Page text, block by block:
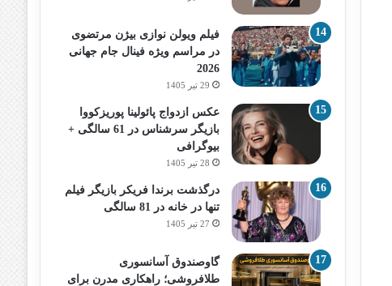
فیلم ویولن نوازی بیژن مرتضوی
در مراسم ویژه فینال جام جهانی
2026
29 تیر 1405
عکس ازدواج پائولینا پوریزکووا
بازیگر سرشناس در 61 سالگی +
بیوگرافی
28 تیر 1405
درگذشت برندا فریکر بازیگر فیلم
تنها در خانه در 81 سالگی
27 تیر 1405
گاوصندوق آسانسوری
طلافروشی؛ راهکاری مدرن برای